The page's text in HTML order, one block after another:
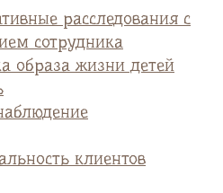
расследования с
сотрудника
образа жизни детей
клиентов